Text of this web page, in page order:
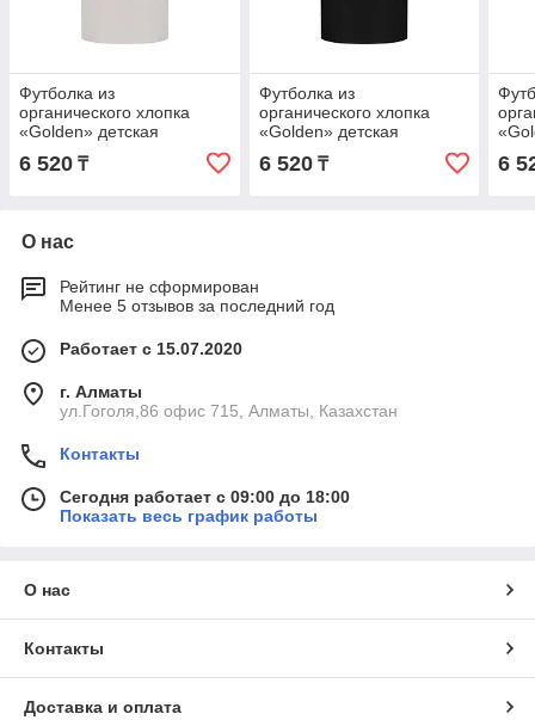
Футболка из
органического хлопка
«Golden» детская
6 520 ₸
Футболка из
органического хлопка
«Golden» детская
6 520₸ 6
О нас
Рейтинг не сформирован
Менее 5 отзывов за последний год
Работает с 15.07.2020
г. Алматы
ул.Гоголя,86 офис 715, Алматы, Казахстан
Контакты
Сегодня работает с 09:00 до 18:00
Показать весь график работы
О нас
Контакты
Доставка и оплата